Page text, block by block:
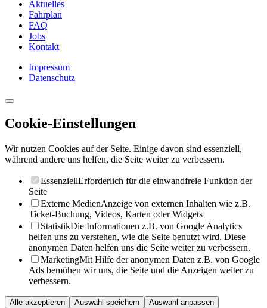
Aktuelles
Fahrplan
FAQ
Jobs
Kontakt
Impressum
Datenschutz
Cookie-Einstellungen
Wir nutzen Cookies auf der Seite. Einige davon sind essenziell,
während andere uns helfen, die Seite weiter zu verbessern.
EssenziellErforderlich für die einwandfreie Funktion der
Seite
Externe MedienAnzeige von externen Inhalten wie z.B.
Ticket-Buchung, Videos, Karten oder Widgets
StatistikDie Informationen z.B. von Google Analytics
helfen uns zu verstehen, wie die Seite benutzt wird. Diese
anonymen Daten helfen uns die Seite weiter zu verbessern.
MarketingMit Hilfe der anonymen Daten z.B. von Google
Ads bemühen wir uns, die Seite und die Anzeigen weiter zu
verbessern.
Alle akzeptieren Auswahl speichern Auswahl anpassen